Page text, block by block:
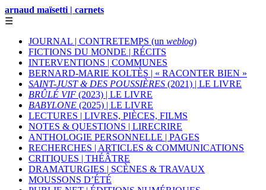
arnaud maïsetti | carnets
☰
JOURNAL | CONTRETEMPS (un weblog)
FICTIONS DU MONDE | RÉCITS
INTERVENTIONS | COMMUNES
BERNARD-MARIE KOLTÈS | « RACONTER BIEN »
SAINT-JUST & DES POUSSIÈRES (2021) | LE LIVRE
BRÛLÉ VIF (2023) | LE LIVRE
BABYLONE (2025) | LE LIVRE
LECTURES | LIVRES, PIÈCES, FILMS
NOTES & QUESTIONS | LIRECRIRE
ANTHOLOGIE PERSONNELLE | PAGES
RECHERCHES | ARTICLES & COMMUNICATIONS
CRITIQUES | THÉÂTRE
DRAMATURGIES | SCÈNES & TRAVAUX
MOUSSONS D’ÉTÉ